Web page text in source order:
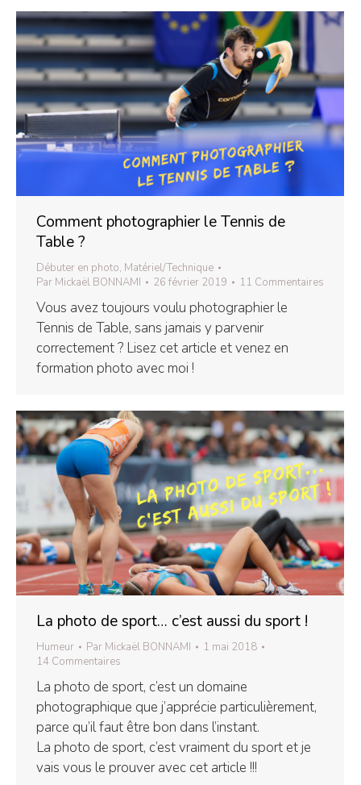
Comment photographier le Tennis de
Table ?
Débuter en photo, Matériel/Technique
Par Mickaël BONNAMI 26 février 2019 11 Commentaires
Vous avez toujours voulu photographier le
Tennis de Table, sans jamais y parvenir
correctement ? Lisez cet article et venez en
formation photo avec moi !
La photo de sport… c’est aussi du sport !
Humeur Par Mickaël BONNAMI
1 mai 2018
14 Commentaires
La photo de sport, c’est un domaine
photographique que j’apprécie particulièrement,
parce qu’il faut être bon dans l’instant.
La photo de sport, c’est vraiment du sport et je
vais vous le prouver avec cet article !!!